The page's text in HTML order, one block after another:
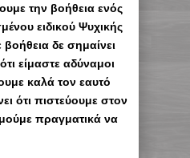
την βοήθεια ενός
ειδικού Ψυχικής
δε σημαίνει
είμαστε αδύναμοι
καλά τον εαυτό
ότι πιστεύουμε στον
πραγματικά να